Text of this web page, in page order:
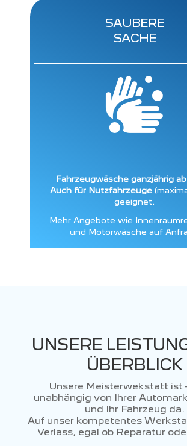
SAUBERE
SACHE

Fahrzeugwäsche ganzjährig
Auch für Nutzfahrzeuge
geeignet.
Mehr Angebote wie
und Motorwäsche auf
UNSERE
ÜBERBLICK
Unsere Meisterwekstatt ist
unabhängig von Ihrer
und Ihr Fahrzeug da.
Auf unser kompetentes
Verlass, egal ob Reparatur